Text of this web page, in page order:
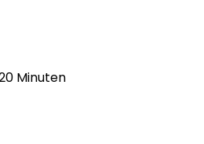
Minuten